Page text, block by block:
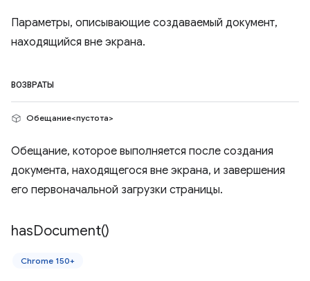
Параметры, описывающие создаваемый документ,
находящийся вне экрана.
ВОЗВРАТЫ
Обещание<пустота>
Обещание, которое выполняется после создания
документа, находящегося вне экрана, и завершения
его первоначальной загрузки страницы.
hasDocument()
Chrome 150+